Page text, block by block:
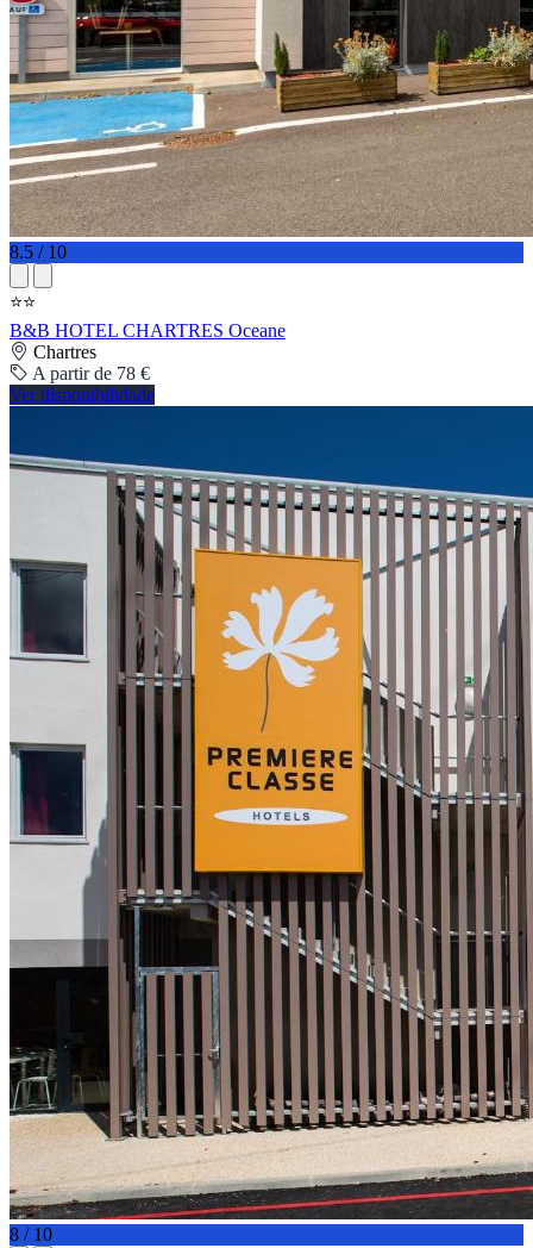
8.5 / 10
⭐⭐
B&B HOTEL CHARTRES Oceane
Chartres
A partir de 78 €
Ver disponibilidade
8 / 10